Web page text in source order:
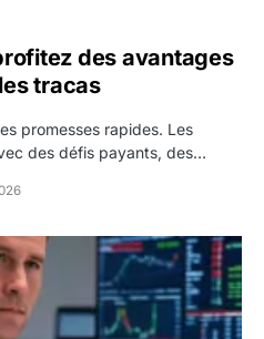
des avantages
tracas
promesses rapides. Les
des défis payants, des…